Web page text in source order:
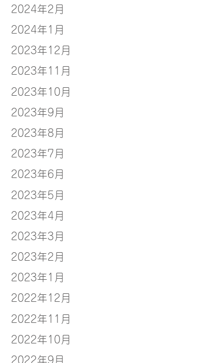
2024年2月
2024年1月
2023年12月
2023年11月
2023年10月
2023年9月
2023年8月
2023年7月
2023年6月
2023年5月
2023年4月
2023年3月
2023年2月
2023年1月
2022年12月
2022年11月
2022年10月
2022年9月